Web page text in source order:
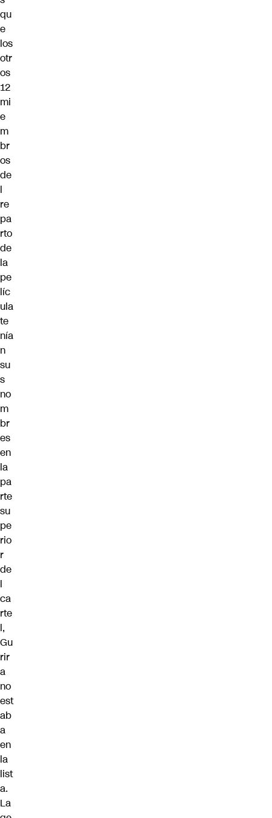
qu
e
los
otr
os
12
mi
e
m
br
os
de
l
re
pa
rto
de
la
pe
líc
ula
te
nía
n
su
s
no
m
br
es
en
la
pa
rte
su
pe
rio
r
de
l
ca
rte
l,
Gu
rir
a
no
est
ab
a
en
la
list
a.
La